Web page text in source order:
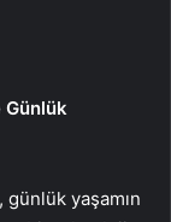
Günlük
yaşamın